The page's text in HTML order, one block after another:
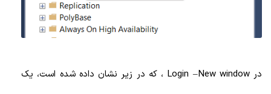
در Login –New window ، که در زیر نشان داده شده است، یک